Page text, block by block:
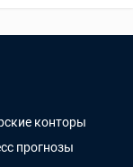
конторы
прогнозы